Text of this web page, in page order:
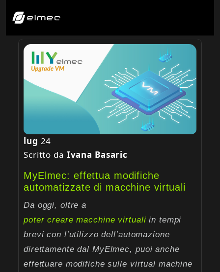
lug 24
Scritto da Ivana Basaric
MyElmec: effettua modifiche
automatizzate di macchine virtuali
Da oggi, oltre a
poter creare macchine virtuali in tempi
brevi con l’utilizzo dell’automazione
direttamente dal MyElmec, puoi anche
effettuare modifiche sulle virtual machine